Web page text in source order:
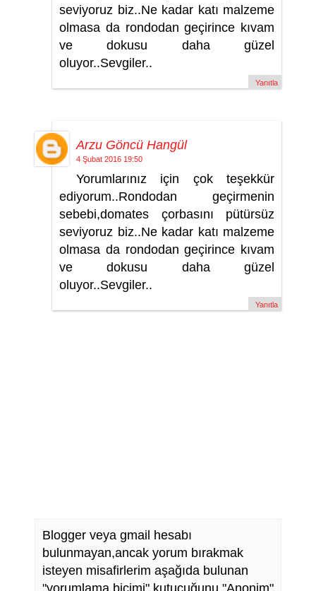
seviyoruz biz..Ne kadar katı malzeme
olmasa da rondodan geçirince kıvam
ve dokusu daha güzel
oluyor..Sevgiler..
Yanıtla
Arzu Göncü Hangül
4 Şubat 2016 19:50
Yorumlarınız için çok teşekkür
ediyorum..Rondodan geçirmenin
sebebi,domates çorbasını pütürsüz
seviyoruz biz..Ne kadar katı malzeme
olmasa da rondodan geçirince kıvam
ve dokusu daha güzel
oluyor..Sevgiler..
Yanıtla
Blogger veya gmail hesabı
bulunmayan,ancak yorum bırakmak
isteyen misafirlerim aşağıda bulunan